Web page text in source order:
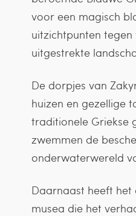
voor een magisch
uitzichtpunten
uitgestrekte
De dorpjes van
huizen en gezellige
traditionele Griekse
zwemmen de
onderwaterwereld
Daarnaast heeft het
musea die het